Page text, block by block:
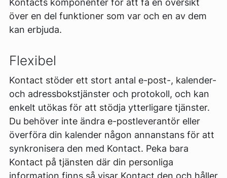
Kontacts komponenter för att få en översikt
över en del funktioner som var och en av dem
kan erbjuda.
Flexibel
Kontact stöder ett stort antal e-post-, kalender-
och adressbokstjänster och protokoll, och kan
enkelt utökas för att stödja ytterligare tjänster.
Du behöver inte ändra e-postleverantör eller
överföra din kalender någon annanstans för att
synkronisera den med Kontact. Peka bara
Kontact på tjänsten där din personliga
information finns så visar Kontact den och håller